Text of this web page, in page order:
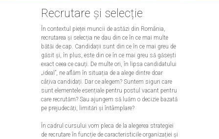
Recrutare și selecție
În contextul pieței muncii de astăzi din România,
recrutarea și selecția ne dau din ce în ce mai multe
bătăi de cap. Candidații sunt din ce în ce mai greu de
găsit și, în plus, este din ce în ce mai greu să găsești
exact ceea ce cauți. De multe ori, în lipsa candidatului
„ideal”, ne aflăm în situația de a alege dintre doar
câțiva candidați. Dar ce alegem? Suntem siguri care
sunt elementele esențiale pentru postul vacant pentru
care recrutăm? Sau ajungem să luăm o decizie bazată
pe prejudecăți, limitări și întâmplare?
În cadrul cursului vom pleca de la alegerea strategiei
de recrutare în funcție de caracteristicile organizației și